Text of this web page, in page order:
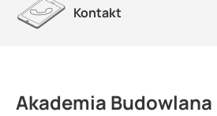
Kontakt
Akademia Budowlana